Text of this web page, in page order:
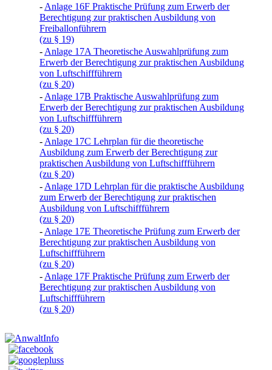
- Anlage 16F Praktische Prüfung zum Erwerb der
Berechtigung zur praktischen Ausbildung von
Freiballonführern
(zu § 19)
- Anlage 17A Theoretische Auswahlprüfung zum
Erwerb der Berechtigung zur praktischen Ausbildung
von Luftschiffführern
(zu § 20)
- Anlage 17B Praktische Auswahlprüfung zum
Erwerb der Berechtigung zur praktischen Ausbildung
von Luftschiffführern
(zu § 20)
- Anlage 17C Lehrplan für die theoretische
Ausbildung zum Erwerb der Berechtigung zur
praktischen Ausbildung von Luftschiffführern
(zu § 20)
- Anlage 17D Lehrplan für die praktische Ausbildung
zum Erwerb der Berechtigung zur praktischen
Ausbildung von Luftschiffführern
(zu § 20)
- Anlage 17E Theoretische Prüfung zum Erwerb der
Berechtigung zur praktischen Ausbildung von
Luftschiffführern
(zu § 20)
- Anlage 17F Praktische Prüfung zum Erwerb der
Berechtigung zur praktischen Ausbildung von
Luftschiffführern
(zu § 20)